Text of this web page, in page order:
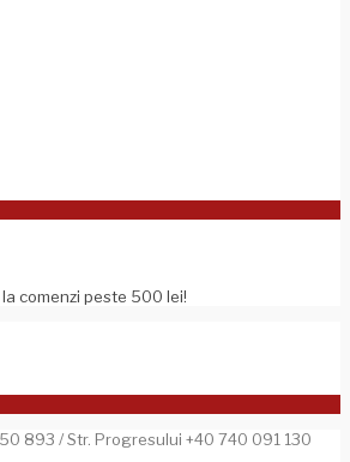
comenzi peste 500 lei!
893 / Str. Progresului +40 740 091 130